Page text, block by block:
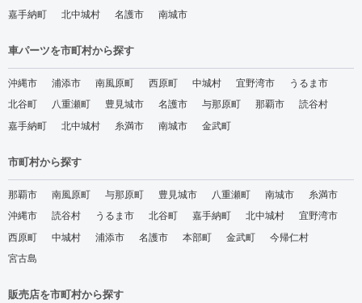
嘉手納町
北中城村 名護市 南城市
車パーツを市町村から探す
沖縄市 浦添市 南風原町 西原町 中城村 宜野湾市
うるま市
北谷町
八重瀬町 豊見城市 名護市 与那原町 那覇市
読谷村
嘉手納町
北中城村 糸満市 南城市 金武町
市町村から探す
那覇市 南風原町 与那原町 豊見城市 八重瀬町 南城市
糸満市
沖縄市
読谷村 うるま市 北谷町 嘉手納町 北中城村
宜野湾市
西原町
中城村 浦添市 名護市 本部町 金武町
今帰仁村
宮古島
販売店を市町村から探す